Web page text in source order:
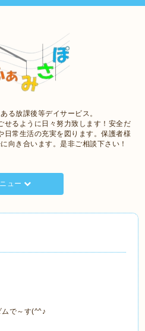
る放課後等デイサービス。
せるように日々努力致します！安全だ
日常生活の充実を図ります。保護者様
向き合います。是非ご相談下さい！
ュー
で～す(^^♪